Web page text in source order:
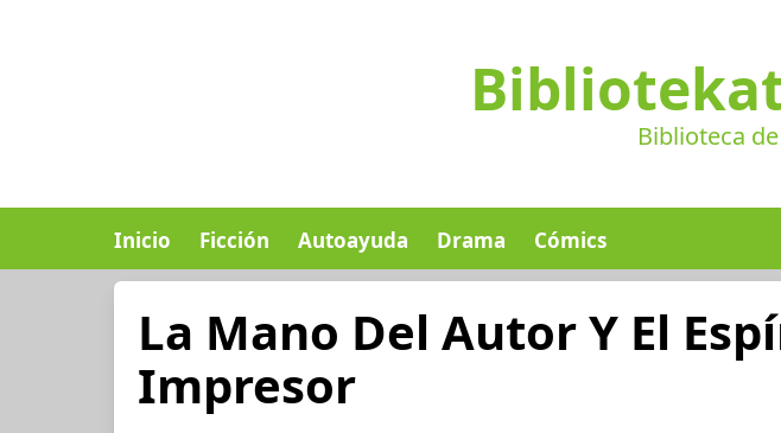
Biblioteca
Inicio Ficción Autoayuda Drama Cómics
La Mano Del Autor Y El
Impresor